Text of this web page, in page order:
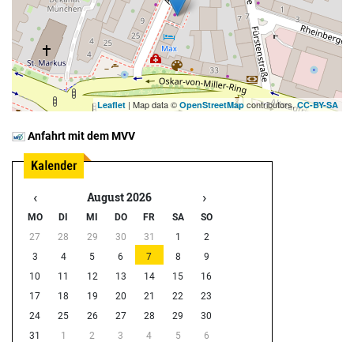
Leaflet | Map data © OpenStreetMap contributors,CC-BY-SA
Anfahrt mit dem MVV
‹ August 2026 ›
MO DI MI DO FR SA
SO
27
28 29 30 31 1
2
3
4 5 6 7 8
9
10
11 12 13 14 15
16
17
18 19 20 21 22
23
24
25 26 27 28 29
30
31
1 2 3 4 5 6